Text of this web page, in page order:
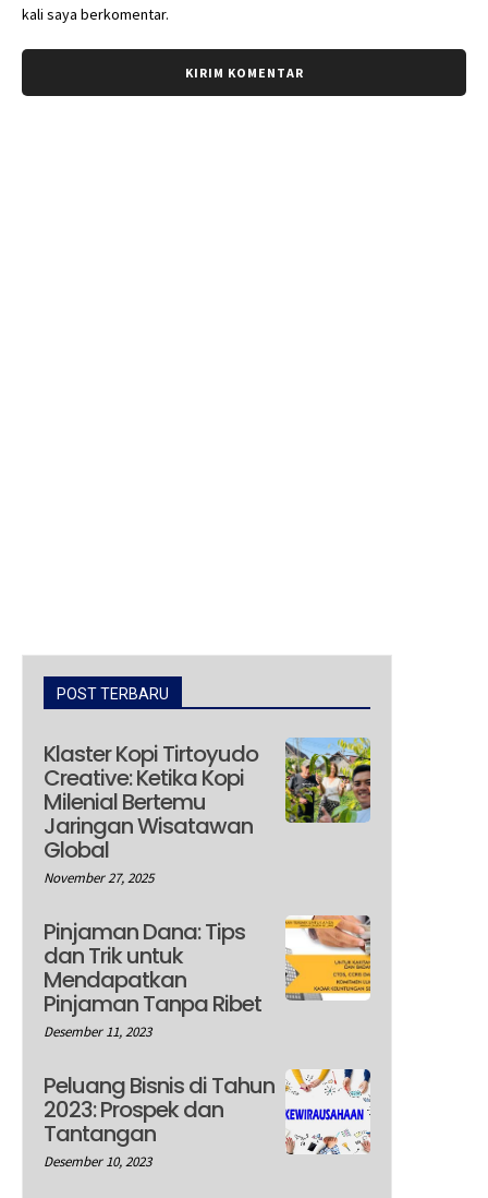
kali saya berkomentar.
POST TERBARU
Klaster Kopi Tirtoyudo
Creative: Ketika Kopi
Milenial Bertemu
Jaringan Wisatawan
Global
November 27, 2025
Pinjaman Dana: Tips
dan Trik untuk
Mendapatkan
Pinjaman Tanpa Ribet
Desember 11, 2023
Peluang Bisnis di Tahun
2023: Prospek dan
Tantangan
Desember 10, 2023